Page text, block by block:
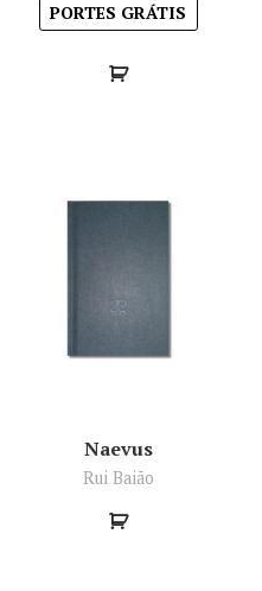
PORTES GRÁTIS
Naevus
Rui Baião